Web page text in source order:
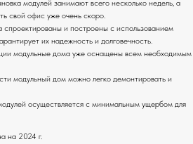
модулей занимают всего несколько недель, а
свой офис уже очень скоро.
спроектированы и построены с использованием
их надежность и долговечность.
модульные дома уже оснащены всем необходимым
модульный дом можно легко демонтировать и
осуществляется с минимальным ущербом для
на 2024 г.